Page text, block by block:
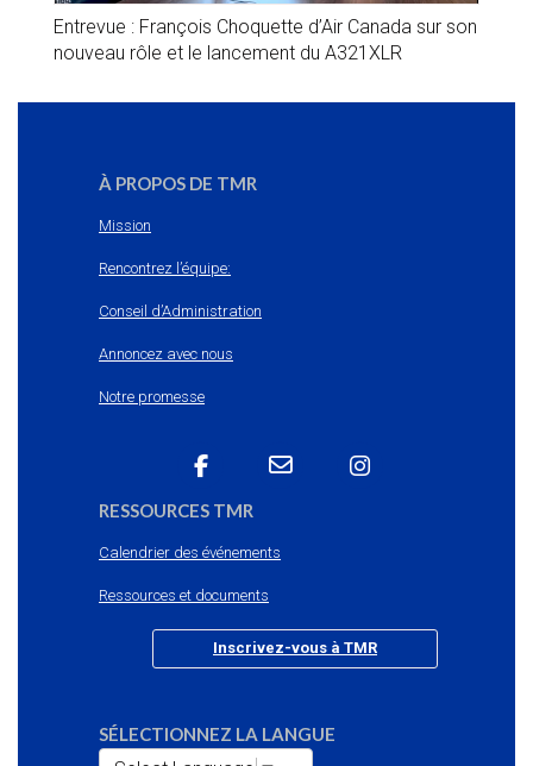
Entrevue : François Choquette d’Air Canada sur son
nouveau rôle et le lancement du A321XLR
À PROPOS DE TMR
Mission
Rencontrez l’équipe:
Conseil d’Administration
Annoncez avec nous
Notre promesse
RESSOURCES TMR
Calendrier des événements
Ressources et documents
Inscrivez-vous à TMR
SÉLECTIONNEZ LA LANGUE